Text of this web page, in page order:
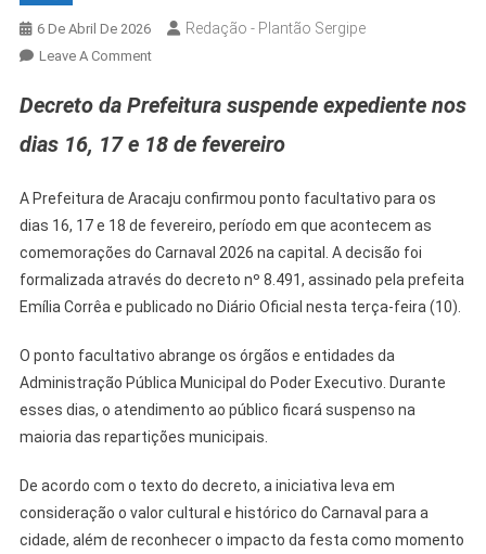
6 De Abril De 2026 Redação - Plantão Sergipe
Leave A CommentOn
Terá
Facultativo
O
Carnaval
2026
Decreto da Prefeitura suspende expediente nos
dias 16, 17 e 18 de fevereiro
A Prefeitura de Aracaju confirmou ponto facultativo para os
dias 16, 17 e 18 de fevereiro, período em que acontecem as
comemorações do Carnaval 2026 na capital. A decisão foi
formalizada através do decreto nº 8.491, assinado pela prefeita
Emília Corrêa e publicado no Diário Oficial nesta terça-feira (10).
O ponto facultativo abrange os órgãos e entidades da
Administração Pública Municipal do Poder Executivo. Durante
esses dias, o atendimento ao público ficará suspenso na
maioria das repartições municipais.
De acordo com o texto do decreto, a iniciativa leva em
consideração o valor cultural e histórico do Carnaval para a
cidade, além de reconhecer o impacto da festa como momento